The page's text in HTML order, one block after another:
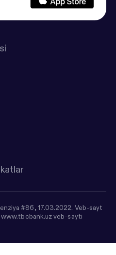
#86, 17.03.2022. Veb-sayt
veb-sayti